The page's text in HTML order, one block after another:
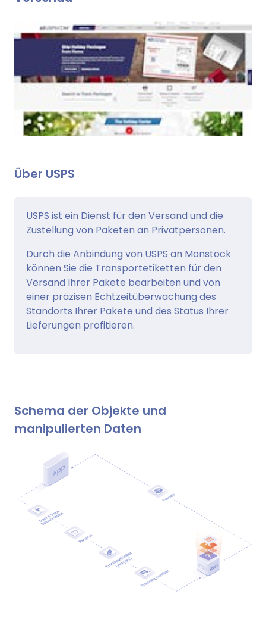
Über USPS
USPS ist ein Dienst für den Versand und die
Zustellung von Paketen an Privatpersonen.
Durch die Anbindung von USPS an Monstock
können Sie die Transportetiketten für den
Versand Ihrer Pakete bearbeiten und von
einer präzisen Echtzeitüberwachung des
Standorts Ihrer Pakete und des Status Ihrer
Lieferungen profitieren.
Schema der Objekte und
manipulierten Daten